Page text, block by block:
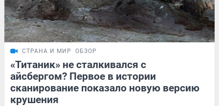
СТРАНА И МИР ОБЗОР
«Титаник» не сталкивался с
айсбергом? Первое в истории
сканирование показало новую версию
крушения